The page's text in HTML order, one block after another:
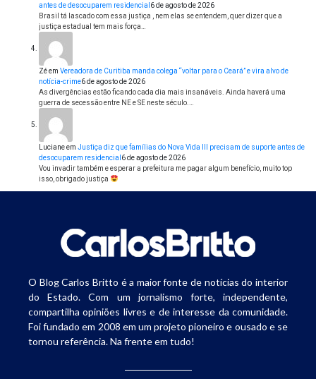
antes de desocuparem residencial 6 de agosto de 2026
Brasil tá lascado com essa justiça , nem elas se entendem, quer dizer que a
justiça estadual tem mais força…
Zéem Vereadora de Curitiba manda colega “voltar para o Ceará” e vira alvo de
notícia-crime6 de agosto de 2026
As divergências estão ficando cada dia mais insanáveis. Ainda haverá uma
guerra de secessão entre NE e SE neste século.…
Lucianeem Justiça diz que famílias do Nova Vida III precisam de suporte antes de
desocuparem residencial 6 de agosto de 2026
Vou invadir também e esperar a prefeitura me pagar algum benefício, muito top
isso, obrigado justiça
O Blog Carlos Britto é a maior fonte de notícias do interior
do Estado. Com um jornalismo forte, independente,
compartilha opiniões livres e de interesse da comunidade.
Foi fundado em 2008 em um projeto pioneiro e ousado e se
tornou referência. Na frente em tudo!